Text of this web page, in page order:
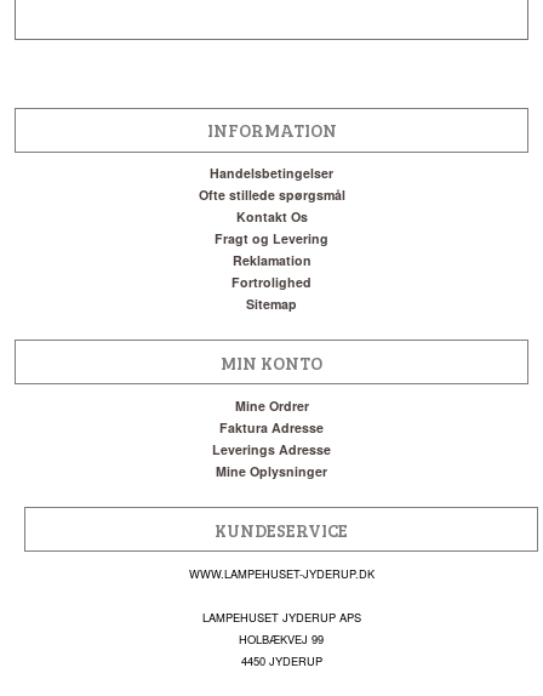
INFORMATION
Handelsbetingelser
Ofte stillede spørgsmål
Kontakt Os
Fragt og Levering
Reklamation
Fortrolighed
Sitemap
MIN KONTO
Mine Ordrer
Faktura Adresse
Leverings Adresse
Mine Oplysninger
KUNDESERVICE
WWW.LAMPEHUSET-JYDERUP.DK
LAMPEHUSET JYDERUP APS
HOLBÆKVEJ 99
4450 JYDERUP